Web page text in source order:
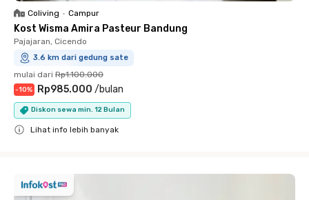
Coliving • Campur
Kost Wisma Amira Pasteur Bandung
Pajajaran, Cicendo
3.6 km dari gedung sate
mulai dari Rp1.100.000
-10% Rp985.000 /bulan
Diskon sewa min. 12 Bulan
Lihat info lebih banyak